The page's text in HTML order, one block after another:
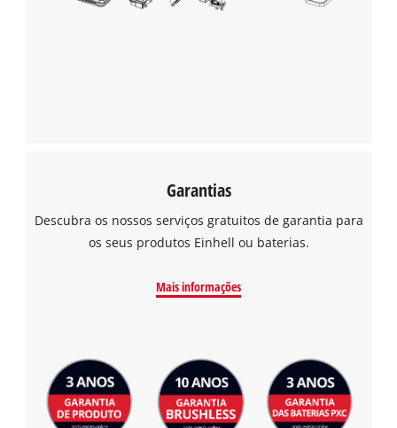
Garantias
Descubra os nossos serviços gratuitos de garantia para
os seus produtos Einhell ou baterias.
Mais informações